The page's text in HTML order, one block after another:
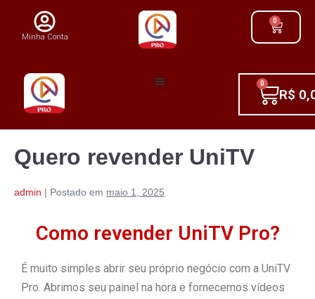
Minha Conta
0
R$
0
Quero revender UniTV
admin | Postado em maio 1, 2025
Como revender UniTV Pro?
É muito simples abrir seu próprio negócio com a UniTV
Pro. Abrimos seu painel na hora e fornecemos vídeos